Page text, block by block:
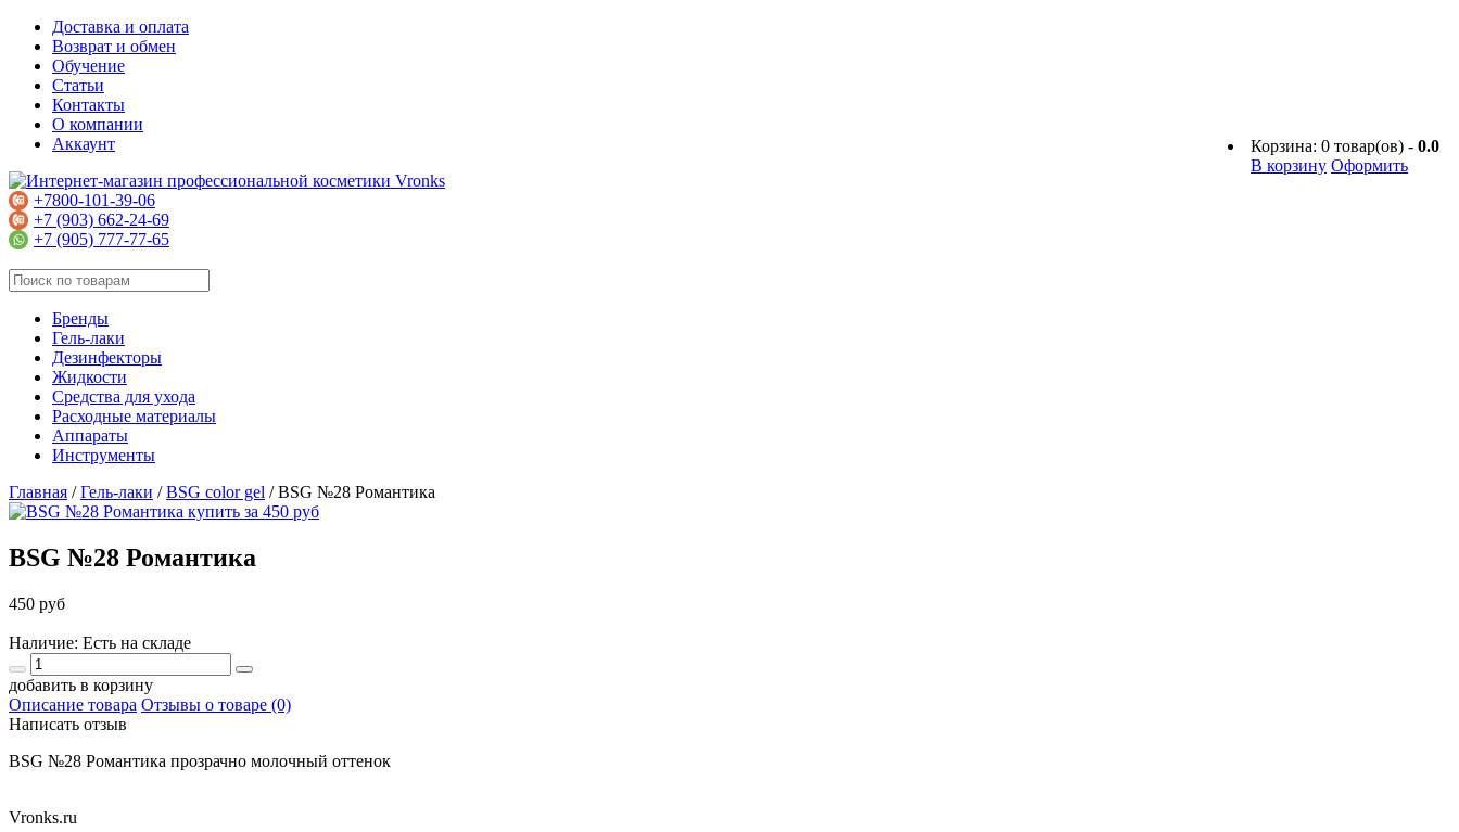
Доставка и оплата
Возврат и обмен
Обучение
Статьи
Контакты
О компании
Корзина: 0 товар(ов) - 0.0
В корзину Оформить
Аккаунт
+7800-101-39-06
+7 (903) 662-24-69
+7 (905) 777-77-65
Бренды
Гель-лаки
Дезинфекторы
Жидкости
Средства для ухода
Расходные материалы
Аппараты
Инструменты
Главная /Гель-лаки /BSG color gel /BSG №28 Романтика
BSG №28 Романтика
450 руб
Наличие: Есть на складе
добавить в корзину
Описание товара Отзывы о товаре (0)
Написать отзыв
BSG №28 Романтика прозрачно молочный оттенок
Vronks.ru